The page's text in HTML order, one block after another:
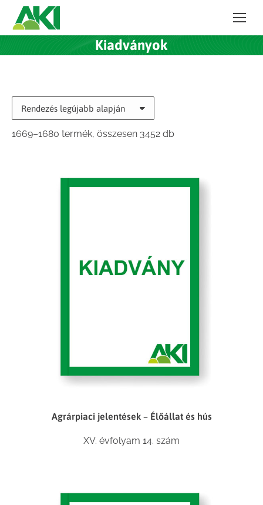
Kiadványok
1669–1680 termék, összesen 3452 dbSorted
Agrárpiaci jelentések – Élőállat és hús
XV. évfolyam 14. szám